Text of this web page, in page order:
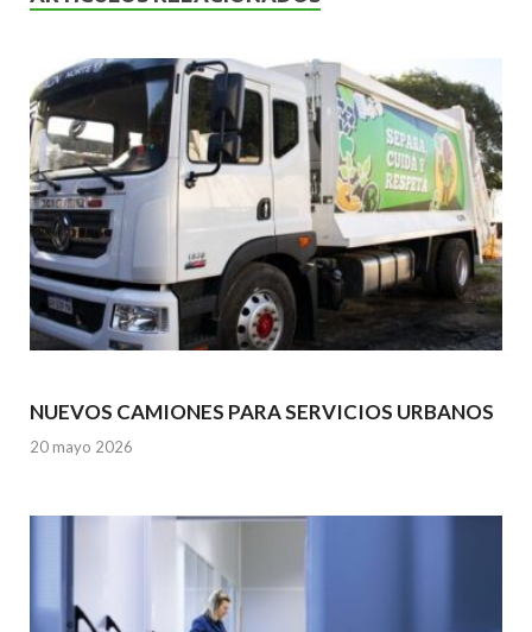
o
k
p
p
NUEVOS CAMIONES PARA SERVICIOS URBANOS
20 mayo 2026